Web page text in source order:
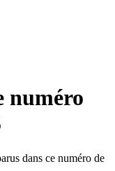
numéro
dans ce numéro de